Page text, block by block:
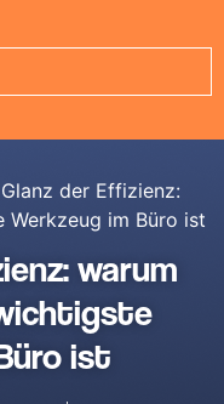
der Effizienz:
im Büro ist
warum
ist